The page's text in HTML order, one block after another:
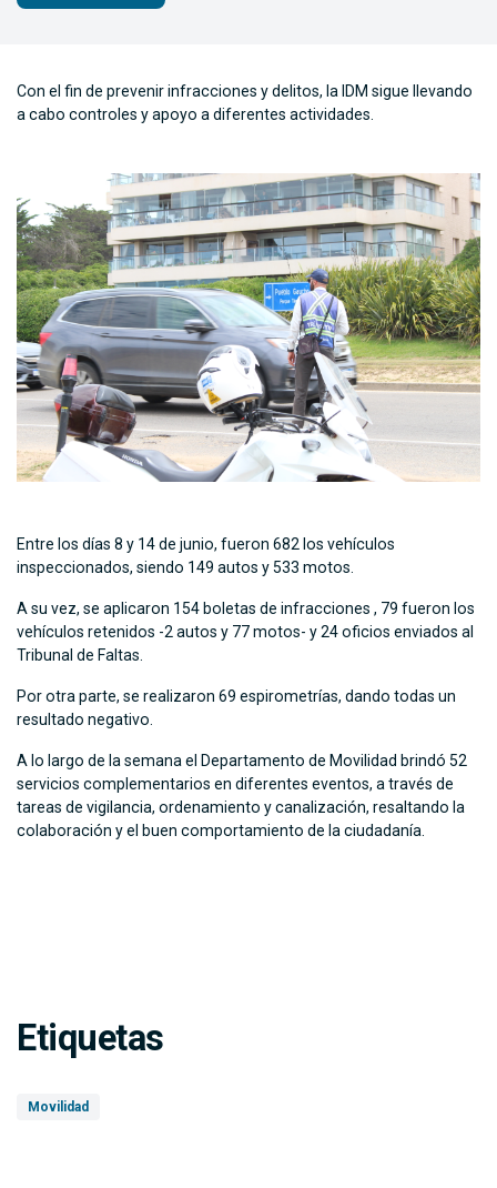
Con el fin de prevenir infracciones y delitos, la IDM sigue llevando
a cabo controles y apoyo a diferentes actividades.
Entre los días 8 y 14 de junio, fueron 682 los vehículos
inspeccionados, siendo 149 autos y 533 motos.
A su vez, se aplicaron 154 boletas de infracciones , 79 fueron los
vehículos retenidos -2 autos y 77 motos- y 24 oficios enviados al
Tribunal de Faltas.
Por otra parte, se realizaron 69 espirometrías, dando todas un
resultado negativo.
A lo largo de la semana el Departamento de Movilidad brindó 52
servicios complementarios en diferentes eventos, a través de
tareas de vigilancia, ordenamiento y canalización, resaltando la
colaboración y el buen comportamiento de la ciudadanía.
Etiquetas
Movilidad